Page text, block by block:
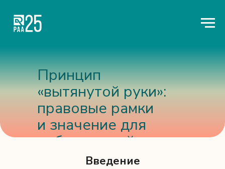
Принцип
«вытянутой руки»:
правовые рамки
и значение для
арбитражной
практикиВведение